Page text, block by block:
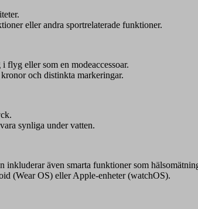
eller andra sportrelaterade funktioner.
flyg eller som en modeaccessoar.
och distinkta markeringar.
synliga under vatten.
inkluderar även smarta funktioner som
(Wear OS) eller Apple-enheter (watchOS).